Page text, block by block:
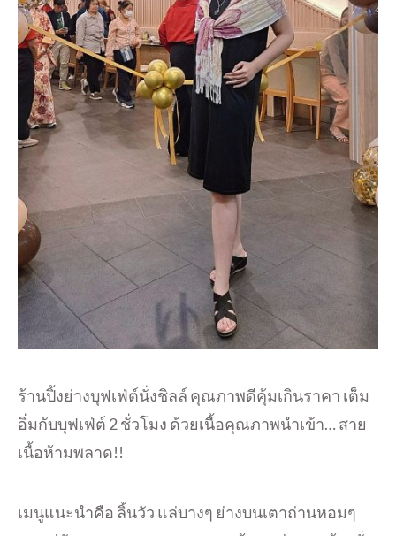
ร้านปิ้งย่างบุฟเฟ่ต์นั่งชิลล์ คุณภาพดีคุ้มเกินราคา เต็ม
อิ่มกับบุฟเฟ่ต์ 2 ชั่วโมง ด้วยเนื้อคุณภาพนำเข้า… สาย
เนื้อห้ามพลาด!!
เมนูแนะนำคือ ลิ้นวัว แล่บางๆ ย่างบนเตาถ่านหอมๆ